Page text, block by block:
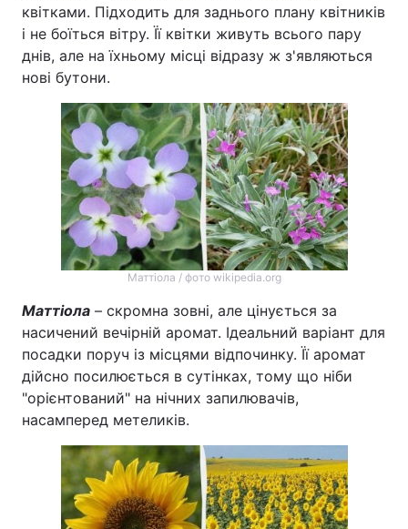
квітками. Підходить для заднього плану квітників
і не боїться вітру. Її квітки живуть всього пару
днів, але на їхньому місці відразу ж з'являються
нові бутони.
Маттіола / фото wikipedia.org
Маттіола – скромна зовні, але цінується за
насичений вечірній аромат. Ідеальний варіант для
посадки поруч із місцями відпочинку. Її аромат
дійсно посилюється в сутінках, тому що ніби
"орієнтований" на нічних запилювачів,
насамперед метеликів.